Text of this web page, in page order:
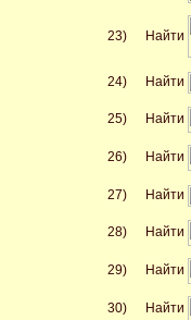
23) Найти
24) Найти
25) Найти
26) Найти
27) Найти
28) Найти
29) Найти
30) Найти